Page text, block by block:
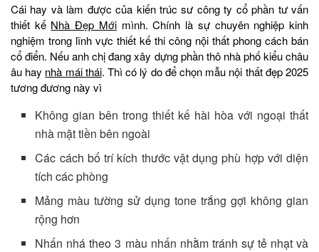
Cái hay và làm được của kiến trúc sư công ty cổ phần tư vấn
thiết kế Nhà Đẹp Mớimình. Chính là sự chuyên nghiệp kinh
nghiệm trong lĩnh vực thiết kế thi công nội thất phong cách bán
cổ điển. Nếu anh chị đang xây dựng phần thô nhà phố kiểu châu
âu hay nhà mái thái. Thì có lý do để chọn mẫu nội thất đẹp 2025
tương đương này vì
Không gian bên trong thiết kế hài hòa với ngoại thất
nhà mặt tiền bên ngoài
Các cách bố trí kích thước vật dụng phù hợp với diện
tích các phòng
Mảng màu tường sử dụng tone trắng gợi không gian
rộng hơn
Nhấn nhá theo 3 màu nhấn nhằm tránh sự tẻ nhạt và